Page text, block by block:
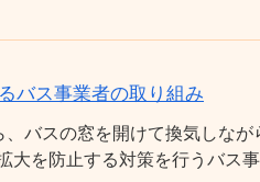
バス事業者の取り組み
バスの窓を開けて換気しな
を防止する対策を行うバス事